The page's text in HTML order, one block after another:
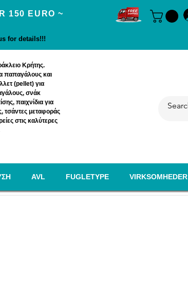
150 EURO ~
for details!!!
Κρήτης.
παπαγάλους και
(pellet) για
σνάκ
παιχνίδια για
τσάντες μεταφοράς
στις καλύτερες
AVL FUGLETYPE VIRKSOMHEDER